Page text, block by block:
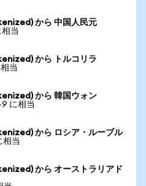
から 中国人民元
当
から トルコリラ
当
から 韓国ウォン
に相当
から ロシア・ルーブル
相当
から オーストラリアド